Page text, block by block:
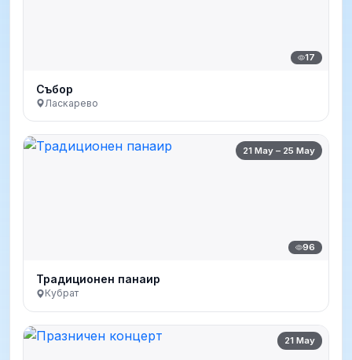
17
Събор
Ласкарево
21 May – 25 May
96
Традиционен панаир
Кубрат
21 May